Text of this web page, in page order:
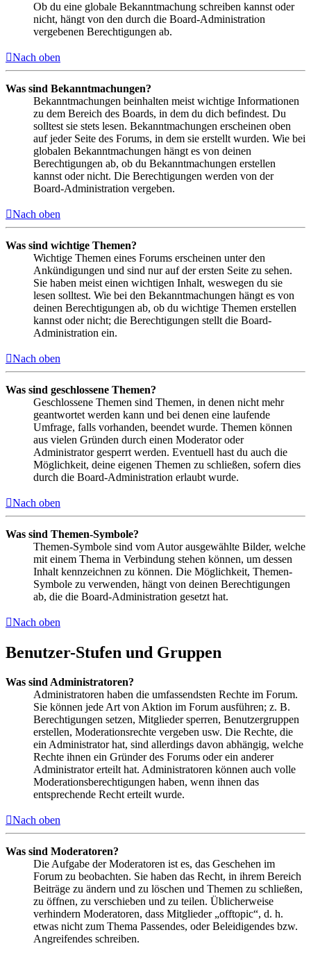
Ob du eine globale Bekanntmachung schreiben kannst oder
nicht, hängt von den durch die Board-Administration
vergebenen Berechtigungen ab.
Nach oben
Was sind Bekanntmachungen?
Bekanntmachungen beinhalten meist wichtige Informationen
zu dem Bereich des Boards, in dem du dich befindest. Du
solltest sie stets lesen. Bekanntmachungen erscheinen oben
auf jeder Seite des Forums, in dem sie erstellt wurden. Wie bei
globalen Bekanntmachungen hängt es von deinen
Berechtigungen ab, ob du Bekanntmachungen erstellen
kannst oder nicht. Die Berechtigungen werden von der
Board-Administration vergeben.
Nach oben
Was sind wichtige Themen?
Wichtige Themen eines Forums erscheinen unter den
Ankündigungen und sind nur auf der ersten Seite zu sehen.
Sie haben meist einen wichtigen Inhalt, weswegen du sie
lesen solltest. Wie bei den Bekanntmachungen hängt es von
deinen Berechtigungen ab, ob du wichtige Themen erstellen
kannst oder nicht; die Berechtigungen stellt die Board-
Administration ein.
Nach oben
Was sind geschlossene Themen?
Geschlossene Themen sind Themen, in denen nicht mehr
geantwortet werden kann und bei denen eine laufende
Umfrage, falls vorhanden, beendet wurde. Themen können
aus vielen Gründen durch einen Moderator oder
Administrator gesperrt werden. Eventuell hast du auch die
Möglichkeit, deine eigenen Themen zu schließen, sofern dies
durch die Board-Administration erlaubt wurde.
Nach oben
Was sind Themen-Symbole?
Themen-Symbole sind vom Autor ausgewählte Bilder, welche
mit einem Thema in Verbindung stehen können, um dessen
Inhalt kennzeichnen zu können. Die Möglichkeit, Themen-
Symbole zu verwenden, hängt von deinen Berechtigungen
ab, die die Board-Administration gesetzt hat.
Nach oben
Benutzer-Stufen und Gruppen
Was sind Administratoren?
Administratoren haben die umfassendsten Rechte im Forum.
Sie können jede Art von Aktion im Forum ausführen; z. B.
Berechtigungen setzen, Mitglieder sperren, Benutzergruppen
erstellen, Moderationsrechte vergeben usw. Die Rechte, die
ein Administrator hat, sind allerdings davon abhängig, welche
Rechte ihnen ein Gründer des Forums oder ein anderer
Administrator erteilt hat. Administratoren können auch volle
Moderationsberechtigungen haben, wenn ihnen das
entsprechende Recht erteilt wurde.
Nach oben
Was sind Moderatoren?
Die Aufgabe der Moderatoren ist es, das Geschehen im
Forum zu beobachten. Sie haben das Recht, in ihrem Bereich
Beiträge zu ändern und zu löschen und Themen zu schließen,
zu öffnen, zu verschieben und zu teilen. Üblicherweise
verhindern Moderatoren, dass Mitglieder „offtopic“, d. h.
etwas nicht zum Thema Passendes, oder Beleidigendes bzw.
Angreifendes schreiben.